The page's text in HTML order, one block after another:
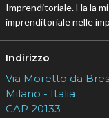
Imprenditoriale. Ha la
imprenditoriale nelle
Indirizzo
Via Moretto da
Milano - Italia
CAP 20133